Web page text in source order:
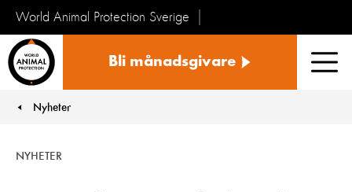
World Animal Protection Sverige
Bli månadsgivare
You are here:
Nyheter
NYHETER